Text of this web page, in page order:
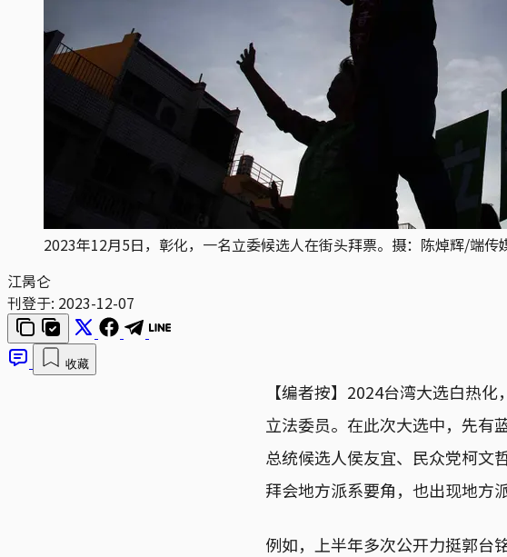
2023年12月5日，彰化，一名立委候选人在街头拜票。摄：陈焯辉/端传
江昺仑
刊登于: 2023-12-07
收藏
【编者按】2024台湾大选白热
立法委员。在此次大选中，先有
总统候选人侯友宜、民众党柯文
拜会地方派系要角，也出现地方
例如，上半年多次公开力挺郭台